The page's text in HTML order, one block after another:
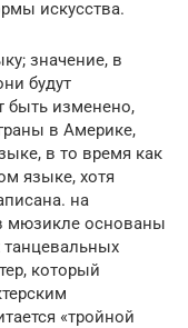
искусства.
значение, в
будут
быть изменено,
в Америке,
в то время как
языке, хотя
на
мюзикле основаны
который
«тройной